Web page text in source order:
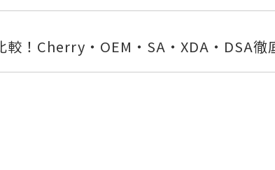
！Cherry・OEM・SA・XDA・DSA徹